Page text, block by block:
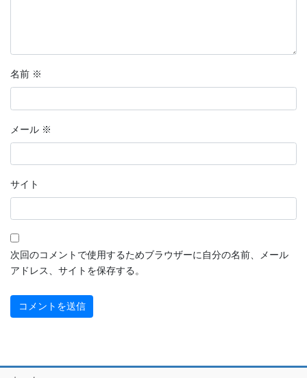
名前 ※
メール ※
サイト
次回のコメントで使用するためブラウザーに自分の名前、メール
アドレス、サイトを保存する。